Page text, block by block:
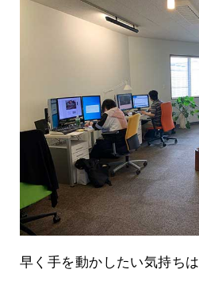
早く手を動かしたい気持ちは